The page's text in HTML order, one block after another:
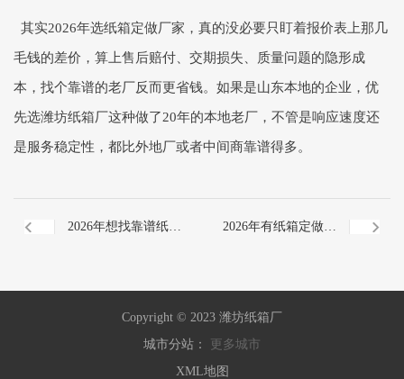
其实2026年选纸箱定做厂家，真的没必要只盯着报价表上那几
毛钱的差价，算上售后赔付、交期损失、质量问题的隐形成
本，找个靠谱的老厂反而更省钱。如果是山东本地的企业，优
先选潍坊纸箱厂这种做了20年的本地老厂，不管是响应速度还
是服务稳定性，都比外地厂或者中间商靠谱得多。
2026年想找靠谱纸箱
选干货你一定要提前
2026年有纸箱定做需
选公司的实用技巧快
Copyright © 2023 潍坊纸箱厂
城市分站：
更多城市
XML地图